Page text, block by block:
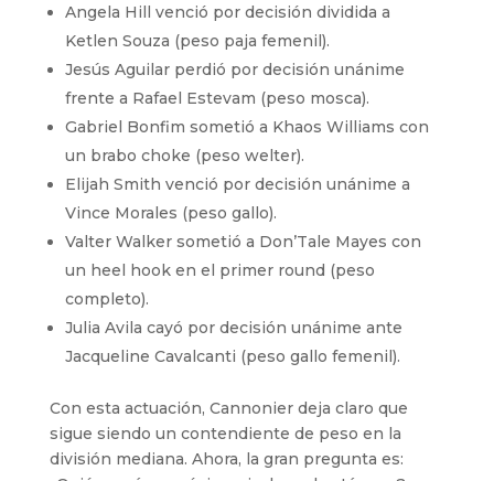
Angela Hill venció por decisión dividida a
Ketlen Souza (peso paja femenil).
Jesús Aguilar perdió por decisión unánime
frente a Rafael Estevam (peso mosca).
Gabriel Bonfim sometió a Khaos Williams con
un brabo choke (peso welter).
Elijah Smith venció por decisión unánime a
Vince Morales (peso gallo).
Valter Walker sometió a Don’Tale Mayes con
un heel hook en el primer round (peso
completo).
Julia Avila cayó por decisión unánime ante
Jacqueline Cavalcanti (peso gallo femenil).
Con esta actuación, Cannonier deja claro que
sigue siendo un contendiente de peso en la
división mediana. Ahora, la gran pregunta es: